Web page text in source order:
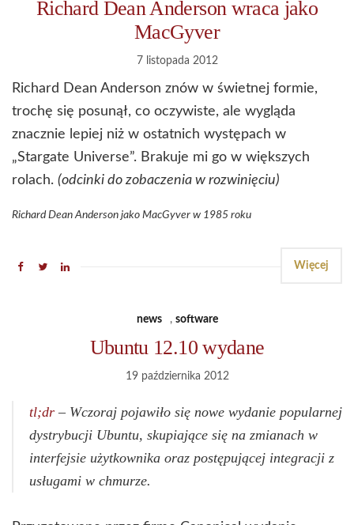
Richard Dean Anderson wraca jako
MacGyver
7 listopada 2012
Richard Dean Anderson znów w świetnej formie,
trochę się posunął, co oczywiste, ale wygląda
znacznie lepiej niż w ostatnich występach w
„Stargate Universe”. Brakuje mi go w większych
rolach. (odcinki do zobaczenia w rozwinięciu)
Richard Dean Anderson jako MacGyver w 1985 roku
Więcej
news , software
Ubuntu 12.10 wydane
19 października 2012
tl;dr – Wczoraj pojawiło się nowe wydanie popularnej
dystrybucji Ubuntu, skupiające się na zmianach w
interfejsie użytkownika oraz postępującej integracji z
usługami w chmurze.